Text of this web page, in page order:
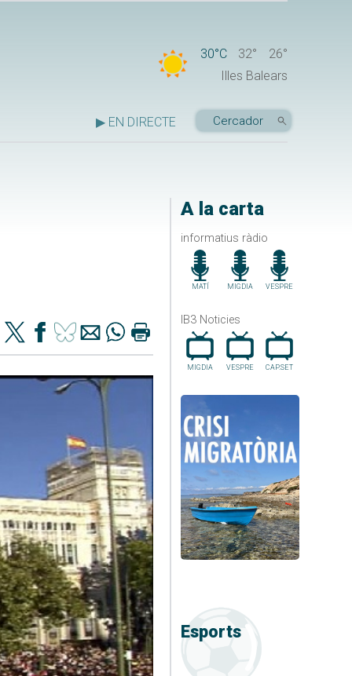
30°C 32°
26°
Illes Balears
▶ EN DIRECTE
A la carta
informatius ràdio
MATÍ MIGDIA VESPRE
IB3 Noticies
MIGDIA VESPRE CAP.SET
Esports